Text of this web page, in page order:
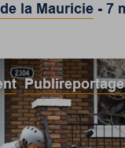
la Mauricie -7
,